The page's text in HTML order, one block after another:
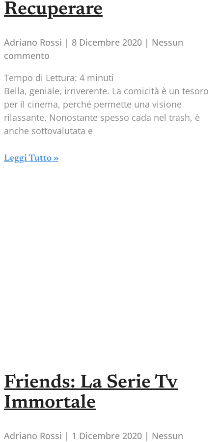
Recuperare
Adriano Rossi 8 Dicembre 2020
Nessun
commento
Tempo di Lettura: 4 minuti
Bella, geniale, irriverente. La comicità è un tesoro
per il cinema, perché permette una visione
rilassante. Nonostante spesso cada nel trash, è
anche sottovalutata e
Leggi Tutto »
Friends: La Serie Tv
Immortale
Adriano Rossi 1 Dicembre 2020
Nessun